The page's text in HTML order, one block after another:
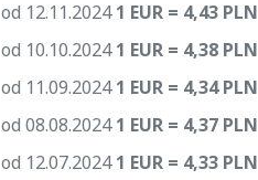
od 12.11.20241 EUR = 4,43 PLN
od 10.10.20241 EUR = 4,38 PLN
od 11.09.20241 EUR = 4,34 PLN
od 08.08.20241 EUR = 4,37 PLN
od 12.07.20241 EUR = 4,33 PLN